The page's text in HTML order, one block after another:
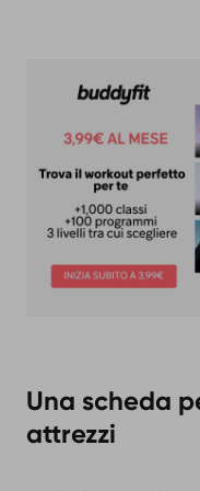
Una scheda
attrezzi